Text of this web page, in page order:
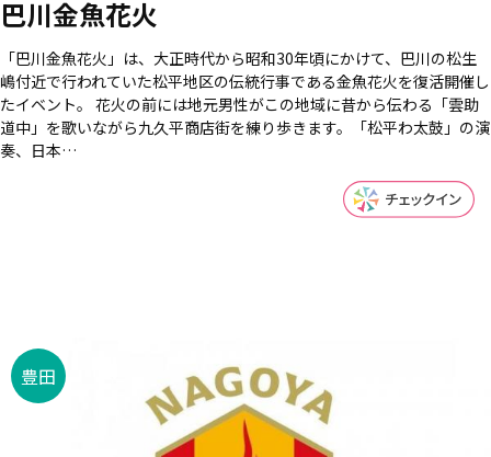
巴川金魚花火
「巴川金魚花火」は、大正時代から昭和30年頃にかけて、巴川の松生
嶋付近で行われていた松平地区の伝統行事である金魚花火を復活開催し
たイベント。 花火の前には地元男性がこの地域に昔から伝わる「雲助
道中」を歌いながら九久平商店街を練り歩きます。「松平わ太鼓」の演
奏、日本…
豊田